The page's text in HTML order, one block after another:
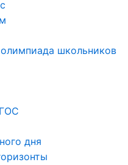
школьников
дня